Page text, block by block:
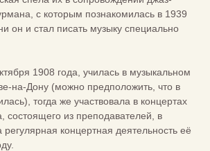
с которым познакомилась в 1939
он и стал писать музыку специально
1908 года, училась в музыкальном
на-Дону (можно предположить, что в
тогда же участвовала в концертах
состоящего из преподавателей, в
регулярная концертная деятельность её